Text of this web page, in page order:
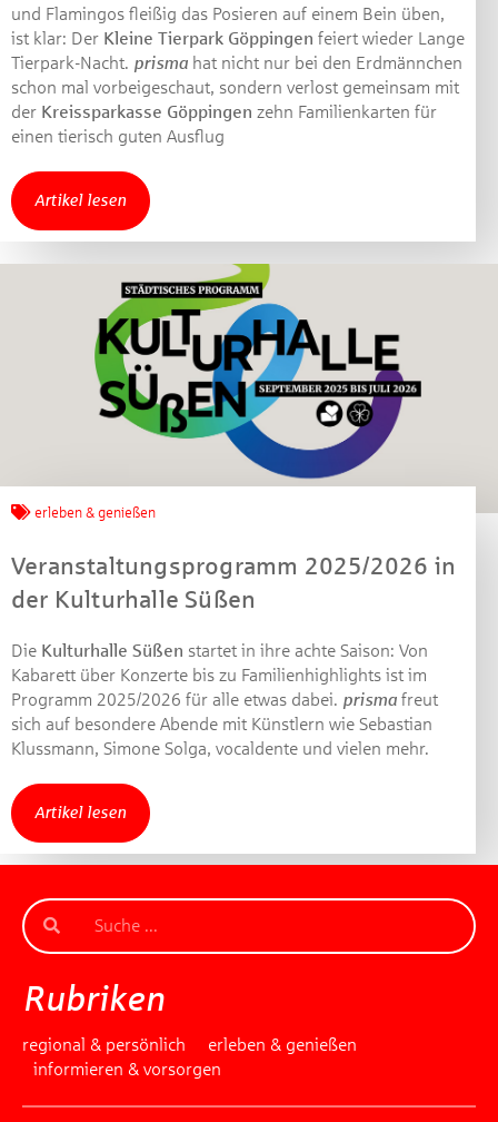
und Flamingos fleißig das Posieren auf einem Bein üben,
ist klar: Der Kleine Tierpark Göppingen feiert wieder Lange
Tierpark-Nacht. prisma hat nicht nur bei den Erdmännchen
schon mal vorbeigeschaut, sondern verlost gemeinsam mit
der Kreissparkasse Göppingen zehn Familienkarten für
einen tierisch guten Ausflug
Artikel lesen
erleben & genießen
Veranstaltungsprogramm 2025/2026 in
der Kulturhalle Süßen
Die Kulturhalle Süßen startet in ihre achte Saison: Von
Kabarett über Konzerte bis zu Familienhighlights ist im
Programm 2025/2026 für alle etwas dabei. prisma freut
sich auf besondere Abende mit Künstlern wie Sebastian
Klussmann, Simone Solga, vocaldente und vielen mehr.
Artikel lesen
Rubriken
regional & persönlich
erleben & genießen
informieren & vorsorgen
Jetzt mitmachen und
gewinnen!
Machen Sie mit bei unserem Gewinnspiel! Bis 31.
Dezember 2021 verlosen wir 10 Gutscheine des
Treffpunkt Gold der Kreissparkasse Göppingen im Wert
von je 30 Euro.
Beantworten Sie einfach folgende Frage:
Welches Jubiläum feiert die Kreissparkasse
Göppingen in diesem Jahr?
Gewinnspiel geschlossen